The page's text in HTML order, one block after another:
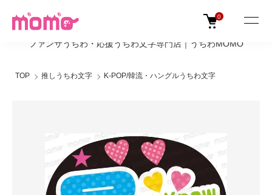
ファンサうちわ・応援うちわ文字専門店｜うちわMOMO
0
TOP 推しうちわ文字 K-POP/韓流・ハングルうちわ文字